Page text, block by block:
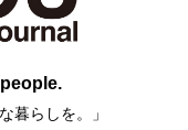
暮らしを。」